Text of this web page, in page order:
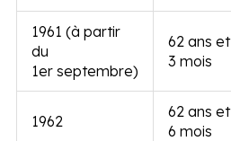
1961 (à partir
du
1er septembre)
62 ans et
3 mois
1962
62 ans et
6 mois